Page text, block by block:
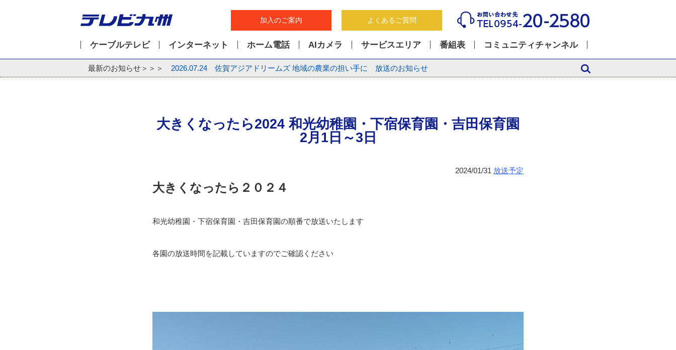
加入のご案内 よくあるご質問
ケーブルテレビ インターネット ホーム電話 AIカメラ サービスエリア 番組表 コミュニティチャンネル
最新のお知らせ＞＞＞ 2026.07.24 佐賀アジアドリームズ 地域の農業の担い手に 放送のお知らせ
大きくなったら2024 和光幼稚園・下宿保育園・吉田保育園
2月1日～3日
2024/01/31 放送予定
大きくなったら２０２４
和光幼稚園・下宿保育園・吉田保育園の順番で放送いたします
各園の放送時間を記載していますのでご確認ください